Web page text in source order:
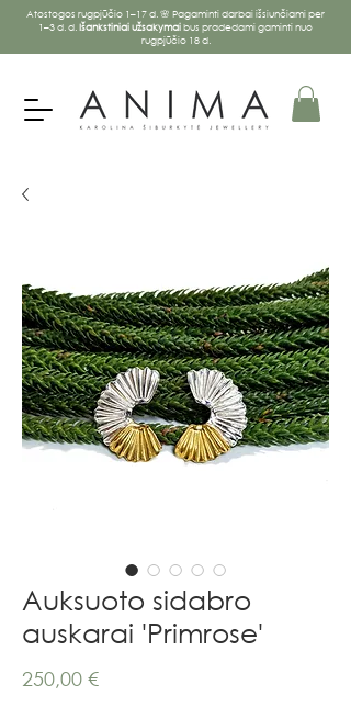
Atostogos rugpjūčio 1–17 d. 🌸 Pagaminti darbai išsiunčiami per
1–3 d. d.Išankstiniai užsakymaibus pradedami gaminti nuo
rugpjūčio 18 d.
Auksuoto sidabro
auskarai 'Primrose'
250,00 €Price